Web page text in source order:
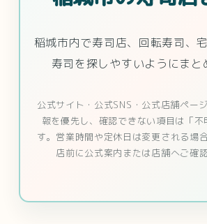
稲城市内で寿司店、回転寿司、
寿司を探しやすいようにまと
公式サイト・公式SNS・公式店舗ペー
報を優先し、確認できない項目は「不
す。営業時間や定休日は変更される場
店前に公式案内または店舗へご確